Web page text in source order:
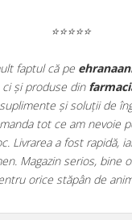
⭐⭐⭐⭐⭐
faptul că pe
ci și produse din
și soluții de
tot ce am nevoie
Livrarea a fost rapidă,
Magazin serios, bine
orice stăpân de